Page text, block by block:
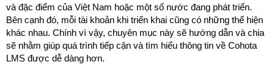
và đặc điểm của Việt Nam hoặc một số nước đang phát triển.
Bên cạnh đó, mỗi tài khoản khi triển khai cũng có những thể hiện
khác nhau. Chính vì vậy, chuyên mục này sẽ hướng dẫn và chia
sẽ nhằm giúp quá trình tiếp cận và tìm hiểu thông tin về Cohota
LMS được dễ dàng hơn.